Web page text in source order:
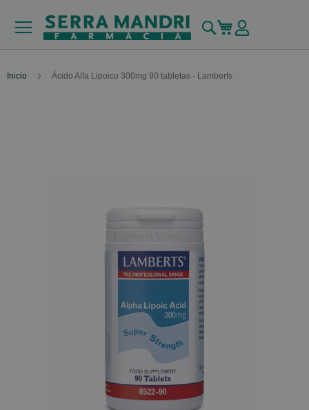
Buscar
Mi carrito
Inicio Ácido Alfa Lipoico 300mg 90 tabletas - Lamberts